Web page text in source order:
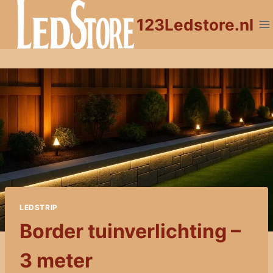
Doorgaan
inhoud
123Ledstore.nl
LEDSTRIP
Border tuinverlichting –
3 meter